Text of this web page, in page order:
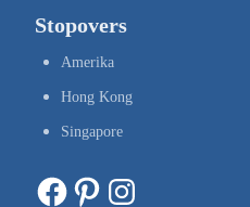
Stopovers
Amerika
Hong Kong
Singapore
Facebook Pinterest Instagram